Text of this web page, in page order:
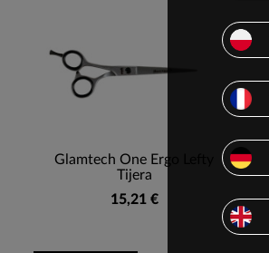
Glamtech One Ergo Lefty
Tijera
15,21 €